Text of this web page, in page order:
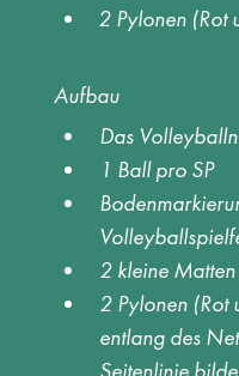
2 Pylonen (Rot
Aufbau
Das
1 Ball pro SP
2 kleine
2 Pylonen
entlang des